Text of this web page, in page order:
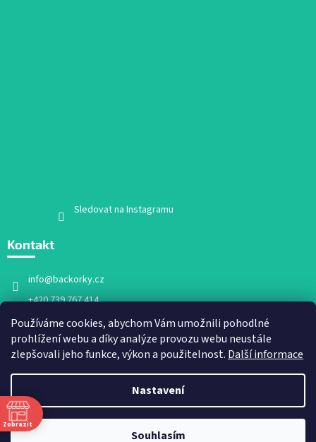
Používáme cookies, abychom Vám umožnili pohodlné
prohlížení webu a díky analýze provozu webu neustále
zlepšovali jeho funkce, výkon a použitelnost. Další informace
Nastavení
Souhlasím
Sledovat na Instagramu
Kontakt
info@backorky.cz
+420 739 767 414
Facebook
backorky.cz
Vytvořil Shoptet
Bačkorky.cz. Všechna práva vyhrazena.
Zobrazit